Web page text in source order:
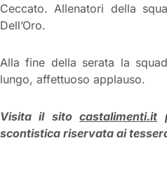
Ceccato. Allenatori della
Dell’Oro.
Alla fine della serata la
lungo, affettuoso applauso.
Visita il sitocastalimenti.it
scontistica riservata ai